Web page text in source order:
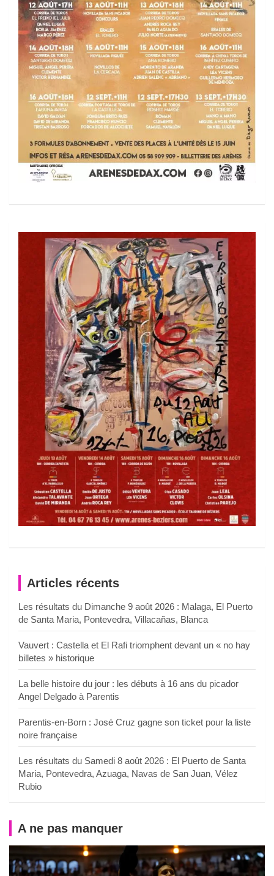
Articles récents
Les résultats du Dimanche 9 août 2026 : Malaga, El Puerto
de Santa Maria, Pontevedra, Villacañas, Blanca
Vauvert : Castella et El Rafi triomphent devant un « no hay
billetes » historique
La belle histoire du jour : les débuts à 16 ans du picador
Angel Delgado à Parentis
Parentis-en-Born : José Cruz gagne son ticket pour la liste
noire française
Les résultats du Samedi 8 août 2026 : El Puerto de Santa
Maria, Pontevedra, Azuaga, Navas de San Juan, Vélez
Rubio
A ne pas manquer